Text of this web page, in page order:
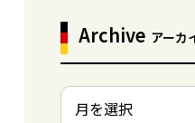
Archive アーカ